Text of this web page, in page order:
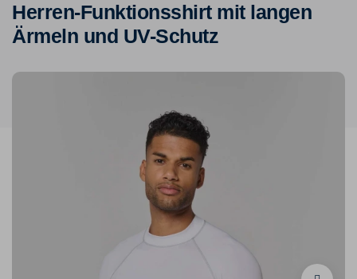
Herren-Funktionsshirt mit langen
Ärmeln und UV-Schutz